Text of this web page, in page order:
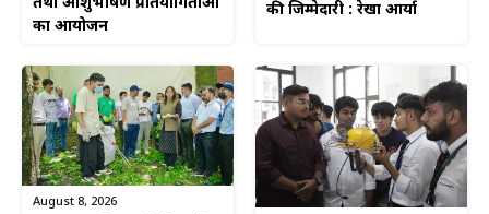
तथा आशुभाषण प्रतियोगिताओं
का आयोजन
की जिम्मेदारी : रेखा आर्या
August 8, 2026